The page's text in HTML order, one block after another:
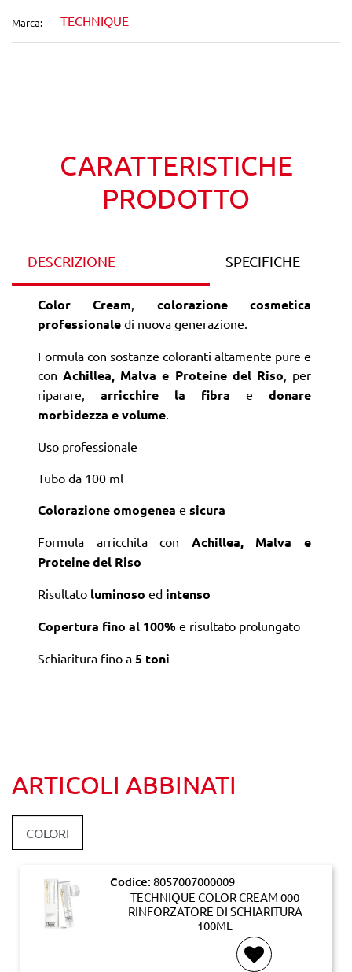
Marca: TECHNIQUE
CARATTERISTICHE
PRODOTTO
DESCRIZIONE SPECIFICHE
Color Cream, colorazione cosmetica
professionale di nuova generazione.
Formula con sostanze coloranti altamente pure e
con Achillea, Malva e Proteine del Riso, per
riparare, arricchire la fibra e donare
morbidezza e volume.
Uso professionale
Tubo da 100 ml
Colorazioneomogenea e sicura
Formula arricchita con Achillea, Malva e
Proteine del Riso
Risultato luminoso ed intenso
Copertura fino al 100% e risultato prolungato
Schiaritura fino a 5 toni
ARTICOLI ABBINATI
COLORI
Codice: 8057007000009
TECHNIQUE COLOR CREAM 000
RINFORZATORE DI SCHIARITURA
100ML